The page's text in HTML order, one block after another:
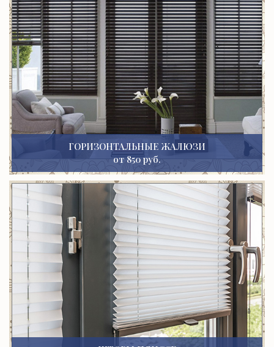
ГОРИЗОНТАЛЬНЫЕ ЖАЛЮЗИ
от 850 руб.